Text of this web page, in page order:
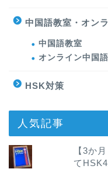
中国語教室・オン
中国語教室
オンライン中国語
HSK対策
人気記事
【3か
て